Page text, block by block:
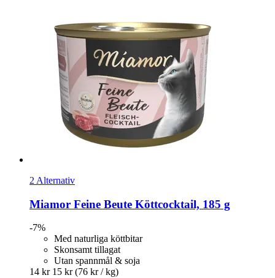
2 Alternativ
Miamor Feine Beute Köttcocktail, 185 g
-7%
Med naturliga köttbitar
Skonsamt tillagat
Utan spannmål & soja
14 kr 15 kr (76 kr / kg)